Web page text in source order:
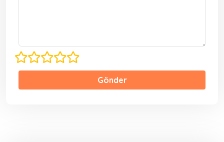
Gönder